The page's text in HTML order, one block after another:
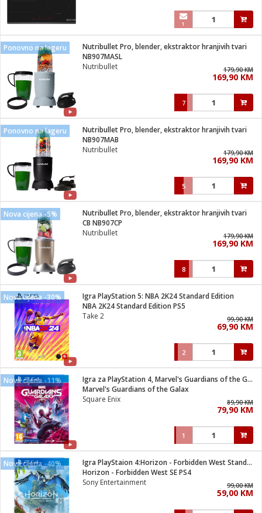
1
Ponovno na lageru
Nutribullet Pro, blender, ekstraktor hranjivih tvari
NB907MASL
Nutribullet
179,90 KM
169,90 KM
7
Ponovno na lageru
Nutribullet Pro, blender, ekstraktor hranjivih tvari
NB907MAB
Nutribullet
179,90 KM
169,90 KM
5
Nova cijena -5%
Nutribullet Pro, blender, ekstraktor hranjivih tvari
CB NB907CP
Nutribullet
179,90 KM
169,90 KM
8
Nova cijena -30%
Igra PlayStation 5: NBA 2K24 Standard Edition
NBA 2K24 Standard Edition PS5
Take 2
99,90 KM
69,90 KM
2
Nova cijena -11%
Igra za PlayStation 4, Marvel's Guardians of the Galaxy
Marvel's Guardians of the Galax
Square Enix
89,90 KM
79,90 KM
1
Nova cijena -40%
Igra PlayStaion 4:Horizon - Forbidden West Standard Edition
Horizon - Forbidden West SE PS4
Sony Entertainment
99,00 KM
59,00 KM